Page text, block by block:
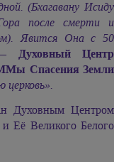
(Бхагавану Исиду
после смерти и
Явится Она с 50
Центр
Спасения Земли
церковь».
Духовным Центром
Великого Белого